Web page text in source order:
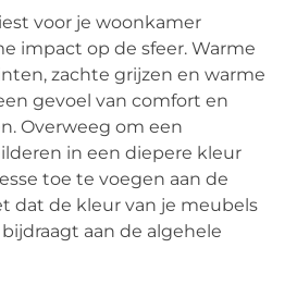
voor je woonkamer
impact op de sfeer. Warme
zachte grijzen en warme
gevoel van comfort en
Overweeg om een
in een diepere kleur
toe te voegen aan de
dat de kleur van je meubels
aan de algehele